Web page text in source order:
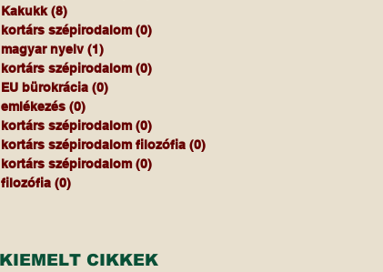
Kakukk (8)
kortárs szépirodalom (0)
magyar nyelv (1)
kortárs szépirodalom (0)
EU bürokrácia (0)
emlékezés (0)
kortárs szépirodalom (0)
kortárs szépirodalom filozófia (0)
kortárs szépirodalom (0)
filozófia (0)
KIEMELT CIKKEK